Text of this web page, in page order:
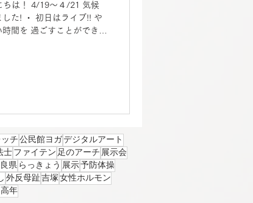
ちは！ 4/19～４/21 気候
た! ・ 初日はライブ!! や
間を 過ごすことができま
のシステム障害のメール
になったので 無事に新幹
草！次こそは 行きたいで
チ公民館ヨガデジタルアート
士ファイテン足のアーチ展示会
県 らっきょう 展示予防体操
外反母趾吉塚女性ホルモン
年